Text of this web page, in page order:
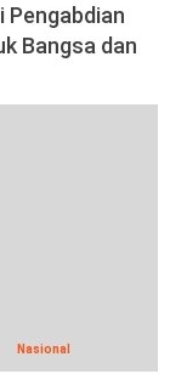
Pengabdian
Bangsa dan
Nasional